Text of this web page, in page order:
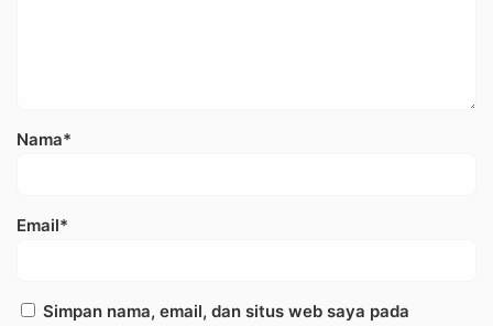
Nama*
Email*
Simpan nama, email, dan situs web saya pada